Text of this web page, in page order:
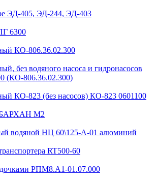
ЭД-405, ЭД-244, ЭД-403
6300
КО-806.36.02.300
без водяного насоса и гидронасосов
(КО-806.36.02.300)
КО-823 (без насосов) КО-823 0601100
БАРХАН М2
водяной НЦ 60\125-А-01 алюминий
RT500-60
РПМ8.А1-01.07.000